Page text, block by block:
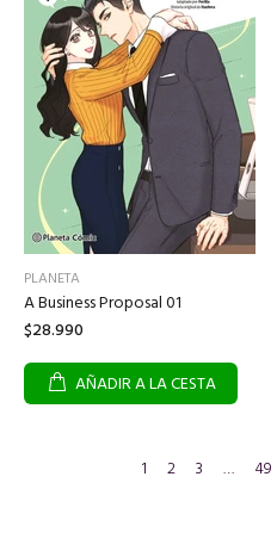
PLANETA
A Business Proposal 01
$28.990
AÑADIR A LA CESTA
1 2 3 … 49